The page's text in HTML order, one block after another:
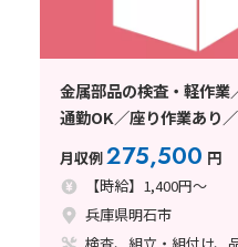
金属部品の検査・軽作業
通勤OK／座り作業あり
月収例275,500 円
【時給】1,400円～
兵庫県明石市